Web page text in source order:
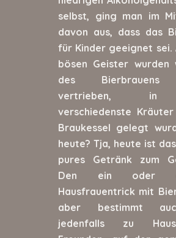
selbst, ging man im
davon aus, dass das
für Kinder geeignet sei.
bösen Geister wurden
des Bierbrauens
vertrieben, in
verschiedenste
Braukessel gelegt
heute? Tja, heute ist
pures Getränk zum
Den ein oder
Hausfrauentrick mit
aber bestimmt
jedenfalls zu